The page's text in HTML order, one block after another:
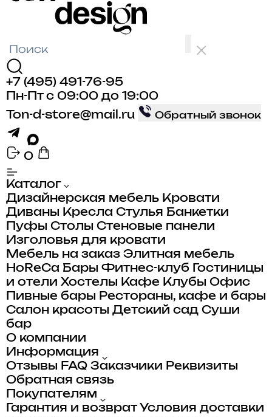
+7 (495) 491-76-95
Пн-Пт с 09:00 до 19:00
Ton-d-store@mail.ru
Обратный звонок
0
Каталог
Дизайнерская мебель Кровати
Диваны Кресла Стулья Банкетки
Пуфы Столы Стеновые панели
Изголовья для кровати
Мебель на заказ Элитная мебель
HoReCa Бары Фитнес-клуб
Гостиницы
и отели Хостелы Кафе Клубы Офис
Пивные бары Рестораны, кафе и бары
Салон красоты Детский сад Суши
бар
О компании
Информация
Отзывы FAQ Заказчики Реквизиты
Обратная связь
Покупателям
Гарантия и возврат Условия доставки